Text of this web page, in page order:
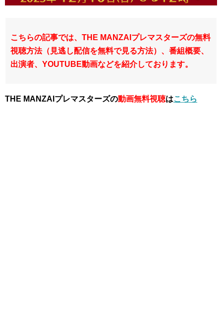
こちらの記事では、THE MANZAIプレマスターズの無料
視聴方法（見逃し配信を無料で見る方法）、番組概要、
出演者、YOUTUBE動画などを紹介しております。
THE MANZAIプレマスターズの動画無料視聴はこちら